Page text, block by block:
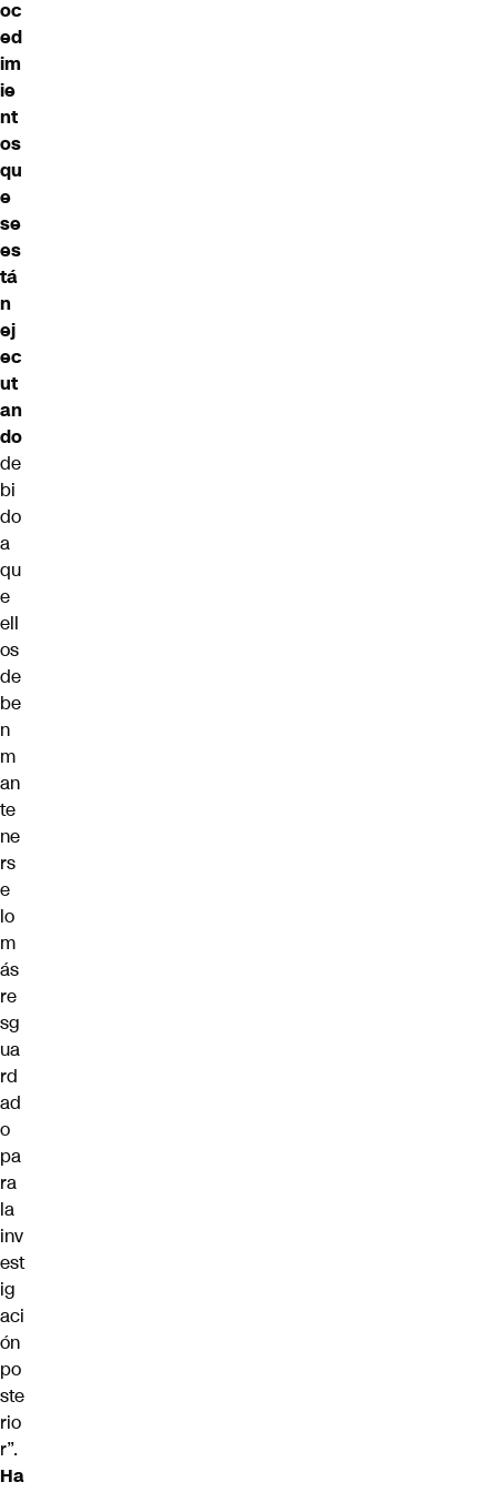
oc
ed
im
ie
nt
os
qu
e
se
es
tá
n
ej
ec
ut
an
do
de
bi
do
a
qu
e
ell
os
de
be
n
m
an
te
ne
rs
e
lo
m
ás
re
sg
ua
rd
ad
o
pa
ra
la
inv
est
ig
aci
ón
po
ste
rio
r”.
Ha